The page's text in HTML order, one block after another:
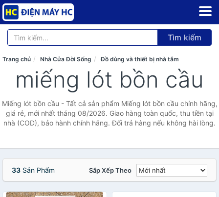
Tìm kiếm
Trang chủ Nhà Cửa Đời Sống Đồ dùng và thiết bị nhà tắm
miếng lót bồn cầu
Miếng lót bồn cầu - Tất cả sản phẩm Miếng lót bồn cầu chính hãng,
giá rẻ, mới nhất tháng 08/2026. Giao hàng toàn quốc, thu tiền tại
nhà (COD), bảo hành chính hãng. Đổi trả hàng nếu không hài lòng.
33 Sản Phẩm Sắp Xếp Theo